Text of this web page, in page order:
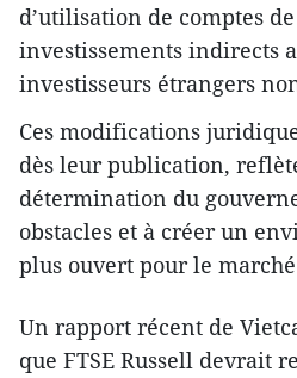
d’utilisation de comptes
investissements indirects
investisseurs étrangers
Ces modifications
dès leur publication,
détermination du
obstacles et à créer un
plus ouvert pour le
Un rapport récent de
que FTSE Russell devrait